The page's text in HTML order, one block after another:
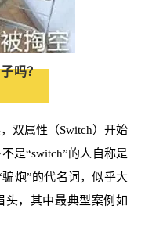
吗？
双属性（Switch）开始
是“switch”的人自称是
骗炮”的代名词，似乎大
头，其中最典型案例如